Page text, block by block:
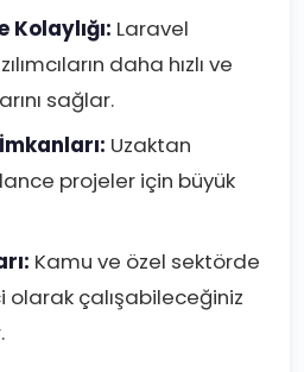
Kolaylığı: Laravel
daha hızlı ve
sağlar.
Uzaktan
projeler için büyük
Kamu ve özel sektörde
olarak çalışabileceğiniz